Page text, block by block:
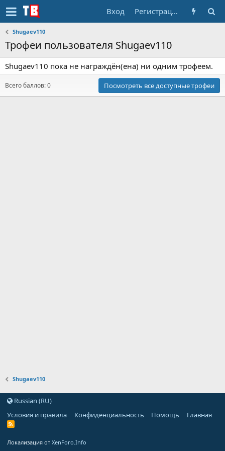
Вход Регистрация
Shugaev110
Трофеи пользователя Shugaev110
Shugaev110 пока не награждён(ена) ни одним трофеем.
Всего баллов: 0 Посмотреть все доступные трофеи
Shugaev110
Russian (RU)
Условия и правила
Конфиденциальность Помощь Главная
Локализация от XenForo.Info